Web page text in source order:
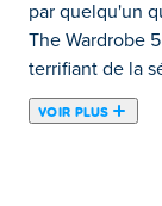
par quelqu'un
The Wardrobe
terrifiant de la
VOIR PLUS
The Wardrobe